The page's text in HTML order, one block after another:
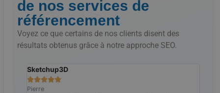
de nos services de
référencement
Voyez ce que certains de nos clients disent des
résultats obtenus grâce à notre approche SEO.
Sketchup3D

Pierre